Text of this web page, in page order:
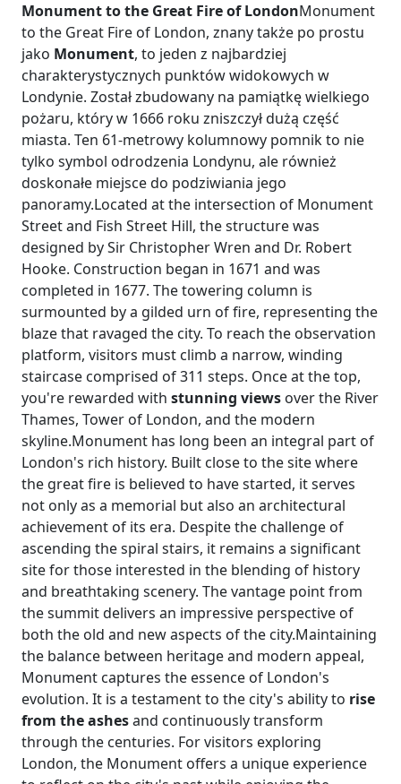
Monument to the Great Fire of LondonMonument
to the Great Fire of London, znany także po prostu
jako Monument, to jeden z najbardziej
charakterystycznych punktów widokowych w
Londynie. Został zbudowany na pamiątkę wielkiego
pożaru, który w 1666 roku zniszczył dużą część
miasta. Ten 61-metrowy kolumnowy pomnik to nie
tylko symbol odrodzenia Londynu, ale również
doskonałe miejsce do podziwiania jego
panoramy.Located at the intersection of Monument
Street and Fish Street Hill, the structure was
designed by Sir Christopher Wren and Dr. Robert
Hooke. Construction began in 1671 and was
completed in 1677. The towering column is
surmounted by a gilded urn of fire, representing the
blaze that ravaged the city. To reach the observation
platform, visitors must climb a narrow, winding
staircase comprised of 311 steps. Once at the top,
you're rewarded with stunning views over the River
Thames, Tower of London, and the modern
skyline.Monument has long been an integral part of
London's rich history. Built close to the site where
the great fire is believed to have started, it serves
not only as a memorial but also an architectural
achievement of its era. Despite the challenge of
ascending the spiral stairs, it remains a significant
site for those interested in the blending of history
and breathtaking scenery. The vantage point from
the summit delivers an impressive perspective of
both the old and new aspects of the city.Maintaining
the balance between heritage and modern appeal,
Monument captures the essence of London's
evolution. It is a testament to the city's ability to rise
from the ashesand continuously transform
through the centuries. For visitors exploring
London, the Monument offers a unique experience